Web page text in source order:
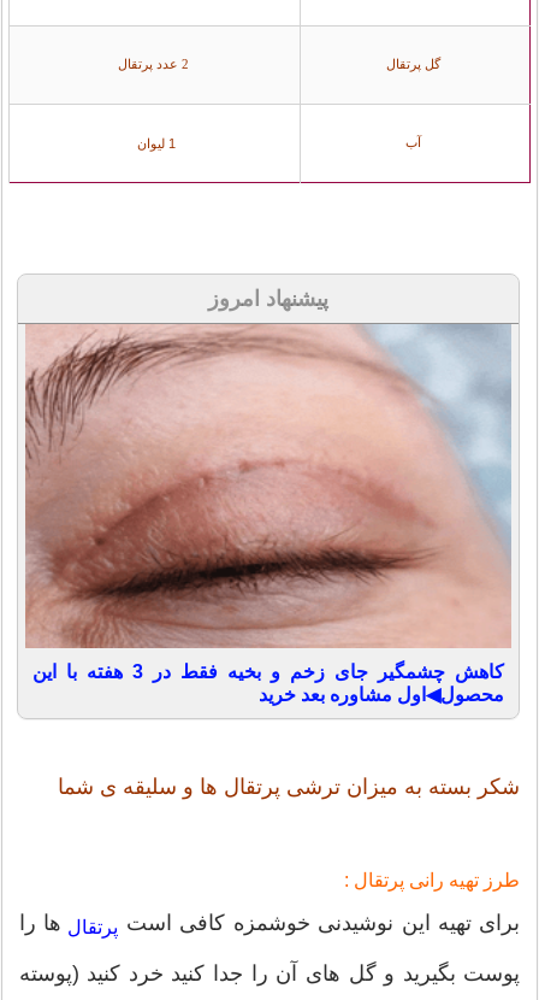
گل پرتقال
آب 1 لیوان
پیشنهاد امروز
کاهش چشمگیر جای زخم و بخیه فقط در 3 هفته با این
محصول◀اول مشاوره بعد خرید
شکر بسته به میزان ترشی پرتقال ها و سلیقه ی شما
طرز تهیه رانی پرتقال :
برای تهیه این نوشیدنی خوشمزه کافی است پرتقال ها را
پوست بگیرید و گل های آن را جدا کنید خرد کنید (پوسته